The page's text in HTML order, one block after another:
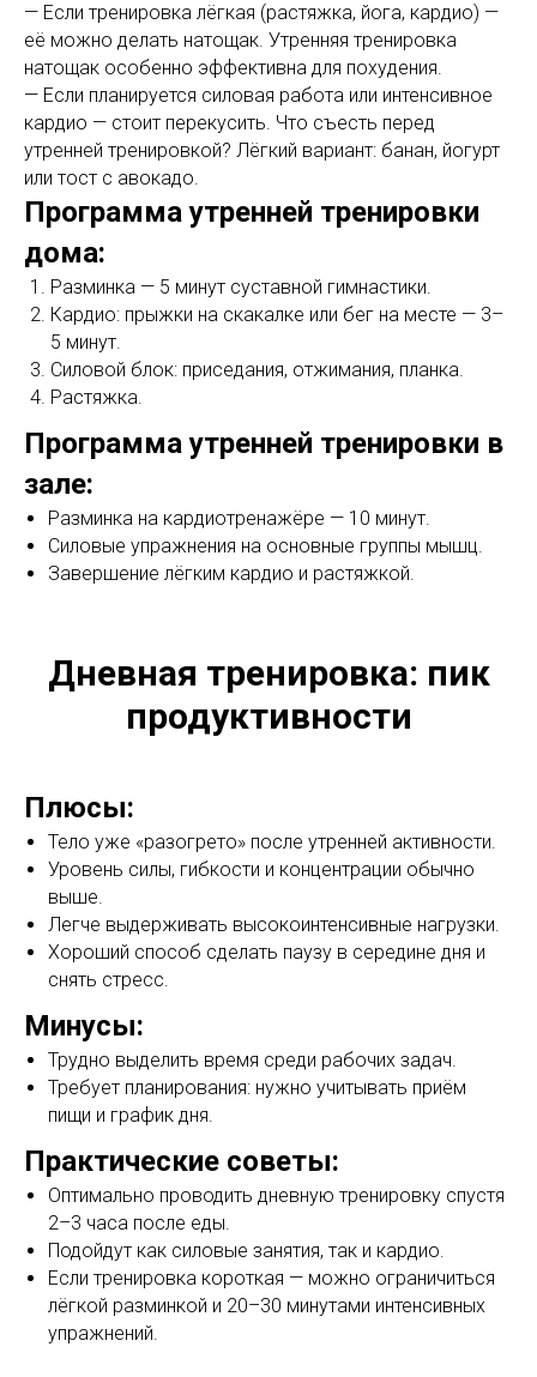
— Если тренировка лёгкая (растяжка, йога, кардио) —
её можно делать натощак. Утренняя тренировка
натощак особенно эффективна для похудения.
— Если планируется силовая работа или интенсивное
кардио — стоит перекусить. Что съесть перед
утренней тренировкой? Лёгкий вариант: банан, йогурт
или тост с авокадо.
Программа утренней тренировки
дома:
Разминка — 5 минут суставной гимнастики.
Кардио: прыжки на скакалке или бег на месте — 3–
5 минут.
Силовой блок: приседания, отжимания, планка.
Растяжка.
Программа утренней тренировки в
зале:
Разминка на кардиотренажёре — 10 минут.
Силовые упражнения на основные группы мышц.
Завершение лёгким кардио и растяжкой.
Дневная тренировка: пик
продуктивности
Плюсы:
Тело уже «разогрето» после утренней активности.
Уровень силы, гибкости и концентрации обычно
выше.
Легче выдерживать высокоинтенсивные нагрузки.
Хороший способ сделать паузу в середине дня и
снять стресс.
Минусы:
Трудно выделить время среди рабочих задач.
Требует планирования: нужно учитывать приём
пищи и график дня.
Практические советы:
Оптимально проводить дневную тренировку спустя
2–3 часа после еды.
Подойдут как силовые занятия, так и кардио.
Если тренировка короткая — можно ограничиться
лёгкой разминкой и 20–30 минутами интенсивных
упражнений.